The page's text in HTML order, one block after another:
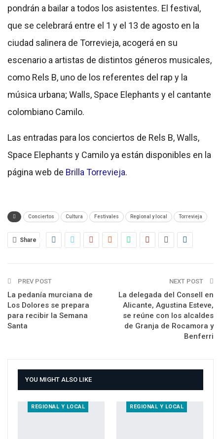
pondrán a bailar a todos los asistentes. El festival,
que se celebrará entre el 1 y el 13 de agosto en la
ciudad salinera de Torrevieja, acogerá en su
escenario a artistas de distintos géneros musicales,
como Rels B, uno de los referentes del rap y la
música urbana; Walls, Space Elephants y el cantante
colombiano Camilo.
Las entradas para los conciertos de Rels B, Walls,
Space Elephants y Camilo ya están disponibles en la
página web de Brilla Torrevieja.
Conciertos Cultura Festivales Regional y local Torrevieja
Share
PREV POST
La pedanía murciana de
Los Dolores se prepara
para recibir la Semana
Santa
NEXT POST
La delegada del Consell en
Alicante, Agustina Esteve,
se reúne con los alcaldes
de Granja de Rocamora y
Benferri
YOU MIGHT ALSO LIKE
REGIONAL Y LOCAL REGIONAL Y LOCAL